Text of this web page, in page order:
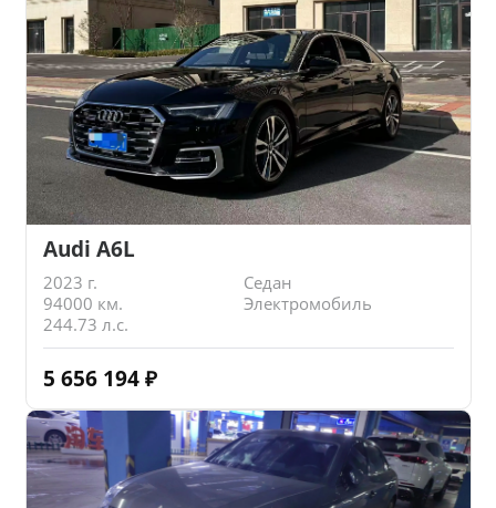
Audi A6L
2023 г.
Седан
94000 км.
Электромобиль
244.73 л.с.
5 656 194 ₽